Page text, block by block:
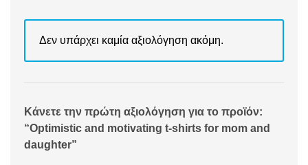
Δεν υπάρχει καμία αξιολόγηση ακόμη.
Κάνετε την πρώτη αξιολόγηση για το προϊόν:
“Optimistic and motivating t-shirts for mom and
daughter”